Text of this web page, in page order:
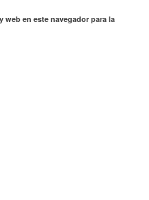
web en este navegador para la